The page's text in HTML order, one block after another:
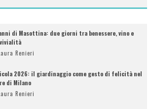
di Masottina: due giorni tra benessere, vino e
Renieri
2026: il giardinaggio come gesto di felicità nel
di Milano
Renieri